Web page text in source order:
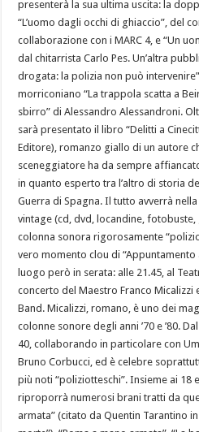
presenterà la sua ultima uscita: la
“L’uomo dagli occhi di ghiaccio”, del
collaborazione con i MARC 4, e “Un
dal chitarrista Carlo Pes. Un’altra
drogata: la polizia non può
morriconiano “La trappola scatta a
sbirro” di Alessandro Alessandroni.
sarà presentato il libro “Delitti a
Editore), romanzo giallo di un autore
sceneggiatore ha da sempre
in quanto esperto tra l’altro di storia
Guerra di Spagna. Il tutto avverrà
vintage (cd, dvd, locandine,
colonna sonora rigorosamente
vero momento clou di “Appuntamento
luogo però in serata: alle 21.45, al
concerto del Maestro Franco Micalizzi
Band. Micalizzi, romano, è uno dei
colonne sonore degli anni ’70 e ’80.
40, collaborando in particolare con
Bruno Corbucci, ed è celebre
più noti “poliziotteschi”. Insieme ai 18
riproporrà numerosi brani tratti da
armata” (citato da Quentin Tarantino